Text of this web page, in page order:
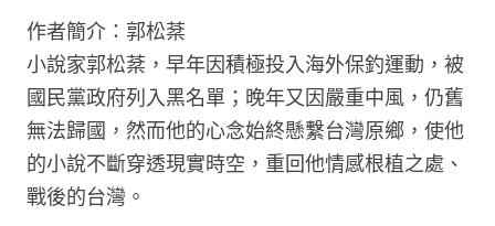
作者簡介：郭松棻
小說家郭松棻，早年因積極投入海外保釣運動，被
國民黨政府列入黑名單；晚年又因嚴重中風，仍舊
無法歸國，然而他的心念始終懸繫台灣原鄉，使他
的小說不斷穿透現實時空，重回他情感根植之處、
戰後的台灣。